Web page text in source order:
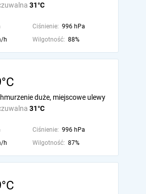
31°C
Ciśnienie: 996 hPa
h Wilgotność: 88%
31°C
duże, miejscowe ulewy
Ciśnienie: 996 hPa
h Wilgotność: 87%